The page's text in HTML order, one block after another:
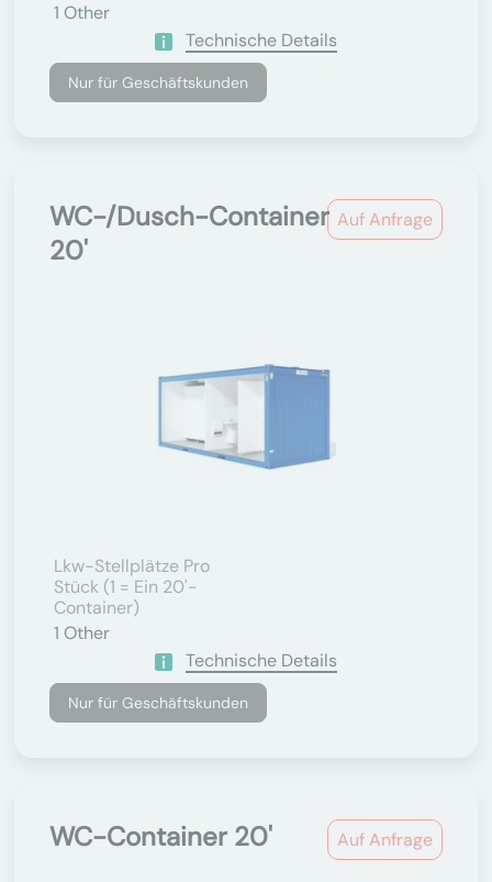
1 Other
Technische Details
Nur für Geschäftskunden
Auf Anfrage
WC-/Dusch-Container
20'
Lkw-Stellplätze Pro
Stück (1 = Ein 20'-
Container)
1 Other
Technische Details
Nur für Geschäftskunden
Auf Anfrage
WC-Container 20'